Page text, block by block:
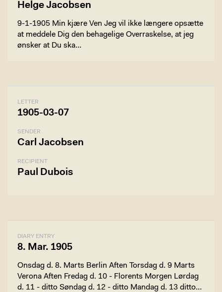
Helge Jacobsen
9-1-1905 Min kjære Ven Jeg vil ikke længere opsætte
at meddele Dig den behagelige Overraskelse, at jeg
ønsker at Du ska…
LETTER
1905-03-07
SENDER
Carl Jacobsen
RECIPIENT
Paul Dubois
DIARY ENTRY
8. Mar. 1905
Onsdag d. 8. Marts Berlin Aften Torsdag d. 9 Marts
Verona Aften Fredag d. 10 - Florents Morgen Lørdag
d. 11 - ditto Søndag d. 12 - ditto Mandag d. 13 ditto